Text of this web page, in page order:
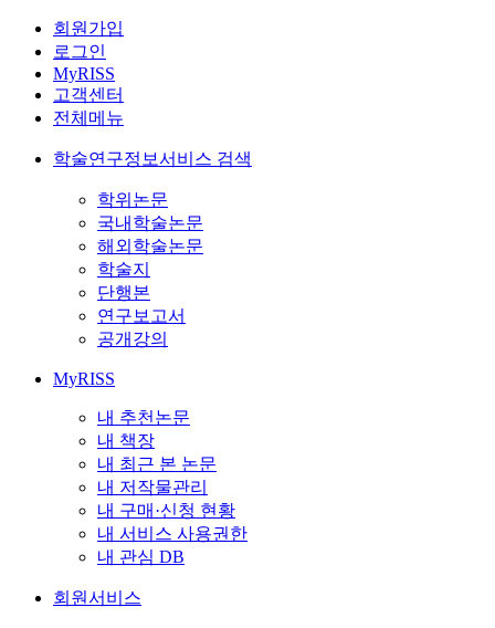
회원가입
로그인
MyRISS
고객센터
전체메뉴
학술연구정보서비스 검색
학위논문
국내학술논문
해외학술논문
학술지
단행본
연구보고서
공개강의
MyRISS
내 추천논문
내 책장
내 최근 본 논문
내 저작물관리
내 구매·신청 현황
내 서비스 사용권한
내 관심 DB
회원서비스